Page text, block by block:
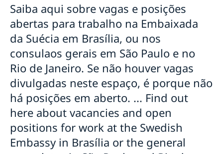
Eventos para estudantes em 2026
Suécia vai suspender proibição de entrada de todos
os países
Novidades sobre o número de coordenação
Sobre vagas na Embaixada da Suécia em Brasilia
NOTA OFICIAL
Rio de Janeiro tem novo Consul-Geral Honorário da
Suécia
Em caso de viagem para a Suécia
Evento online Semanas de Inovação Suécia-Brasil
discute negócios sustentáveis
Comandante da Força Aérea da Suécia é
condecorado com a Ordem do Mérito Aeronáutico
Suécia aumenta sua contribuição para a ação
Saiba aqui sobre vagas e posições
abertas para trabalho na Embaixada
da Suécia em Brasília, ou nos
consulaos gerais em São Paulo e no
Rio de Janeiro. Se não houver vagas
divulgadas neste espaço, é porque não
há posições em aberto. ... Find out
here about vacancies and open
positions for work at the Swedish
Embassy in Brasília or the general